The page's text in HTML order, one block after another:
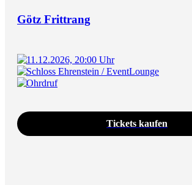
Götz Frittrang
11.12.2026, 20:00 Uhr
Schloss Ehrenstein / EventLounge
Ohrdruf
Tickets kaufen